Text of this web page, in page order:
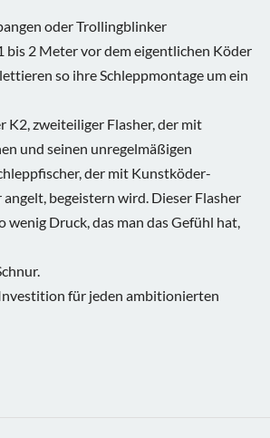
oder Trollingblinker
bis 2 Meter vor dem eigentlichen Köder
so ihre Schleppmontage um ein
K2, zweiteiliger Flasher, der mit
und seinen unregelmäßigen
der mit Kunstköder-
begeistern wird. Dieser Flasher
wenig Druck, das man das Gefühl hat,
für jeden ambitionierten